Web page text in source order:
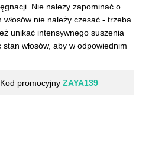
Nie należy zapominać o
nie należy czesać - trzeba
unikać intensywnego suszenia
włosów, aby w odpowiednim
promocyjny ZAYA139